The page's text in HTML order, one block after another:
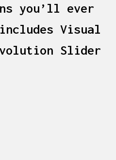
you’ll ever
Visual
Slider